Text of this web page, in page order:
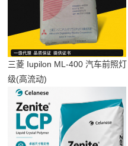
三菱 Iupilon ML-400 汽车前照灯
级(高流动)